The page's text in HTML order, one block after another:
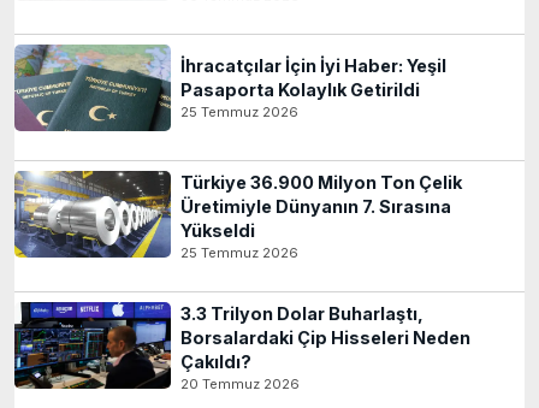
İhracatçılar İçin İyi Haber: Yeşil
Pasaporta Kolaylık Getirildi
25 Temmuz 2026
Türkiye 36.900 Milyon Ton Çelik
Üretimiyle Dünyanın 7. Sırasına
Yükseldi
25 Temmuz 2026
3.3 Trilyon Dolar Buharlaştı,
Borsalardaki Çip Hisseleri Neden
Çakıldı?
20 Temmuz 2026